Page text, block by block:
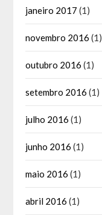
janeiro 2017 (1)
novembro 2016 (1)
outubro 2016 (1)
setembro 2016 (1)
julho 2016 (1)
junho 2016 (1)
maio 2016 (1)
abril 2016 (1)